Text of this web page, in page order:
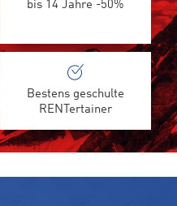
bis 14 Jahre -50%
Bestens geschulte
RENTertainer